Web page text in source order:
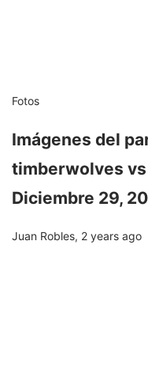
Fotos
Imágenes del
timberwolves vs
Diciembre 29,
Juan Robles, 2 years ago